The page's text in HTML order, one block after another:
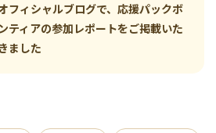
フィシャルブログで、応援パックボ
ティアの参加レポートをご掲載いた
ました